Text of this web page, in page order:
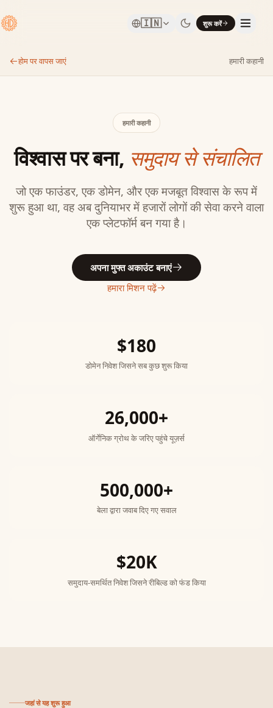
🇮🇳 शुरू करें
होम पर वापस जाएं हमारी कहानी
हमारी कहानी
विश्वास पर बना, समुदाय से संचालित
जो एक फाउंडर, एक डोमेन, और एक मजबूत विश्वास के रूप में
शुरू हुआ था, वह अब दुनियाभर में हजारों लोगों की सेवा करने वाला
एक प्लेटफॉर्म बन गया है।
अपना मुफ्त अकाउंट बनाएं
हमारा मिशन पढ़ें
$180
डोमेन निवेश जिसने सब कुछ शुरू किया
26,000+
ऑर्गेनिक ग्रोथ के जरिए पहुंचे यूज़र्स
500,000+
बेला द्वारा जवाब दिए गए सवाल
$20K
समुदाय-समर्थित निवेश जिसने रीबिल्ड को फंड किया
जहां से यह शुरू हुआ